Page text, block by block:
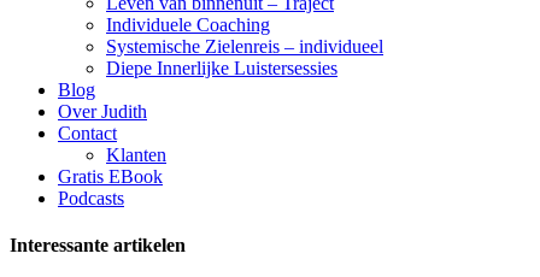
Individuele Coaching
Systemische Zielenreis – individueel
Diepe Innerlijke Luistersessies
Blog
Over Judith
Contact
Klanten
Gratis EBook
Podcasts
Interessante artikelen